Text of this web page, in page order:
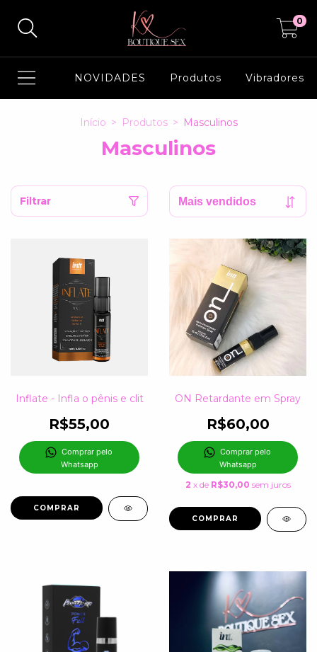
0
NOVIDADES Produtos Vibradores
Início > Produtos > Masculinos
Masculinos
Filtrar
Inflate - Infla o pênis e clit
R$55,00
Comprar pelo
Whatsapp
ON Retardante em Spray
R$60,00
Comprar pelo
Whatsapp
2 x de R$30,00 sem juros